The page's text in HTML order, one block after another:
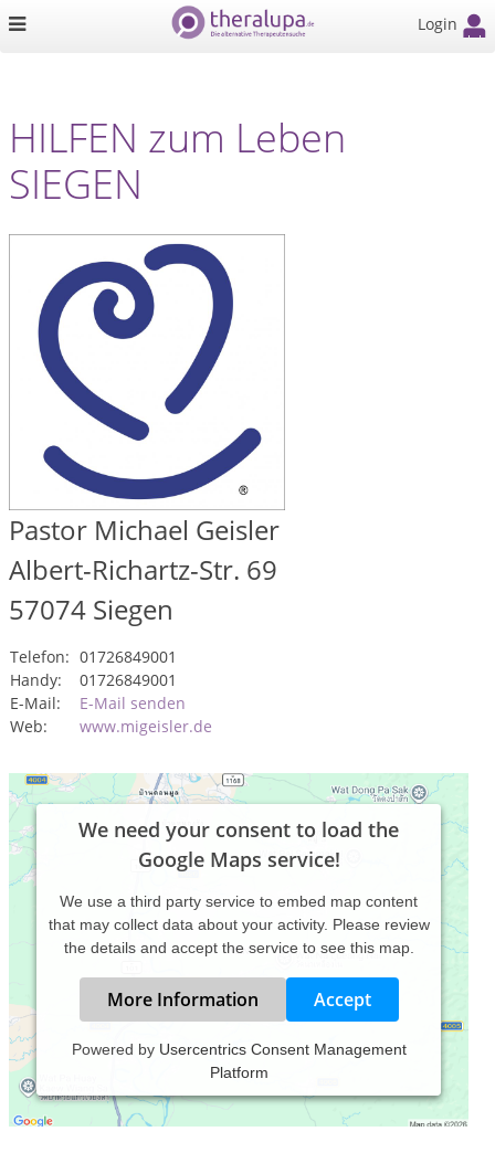
Login
HILFEN zum Leben
SIEGEN
Pastor Michael Geisler
Albert-Richartz-Str. 69
57074 Siegen
Telefon: 01726849001
Handy:
01726849001
E-Mail:
E-Mail senden
Web:
www.migeisler.de
We need your consent to load the
Google Maps service!
We use a third party service to embed map content
that may collect data about your activity. Please review
the details and accept the service to see this map.
More Information Accept
Powered by Usercentrics Consent Management
Platform
Schöne Zeiten
Schwere Wege
Hilfreiche Worte